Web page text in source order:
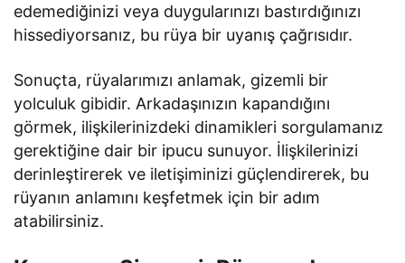
edemediğinizi veya duygularınızı bastırdığınızı
hissediyorsanız, bu rüya bir uyanış çağrısıdır.
Sonuçta, rüyalarımızı anlamak, gizemli bir
yolculuk gibidir. Arkadaşınızın kapandığını
görmek, ilişkilerinizdeki dinamikleri sorgulamanız
gerektiğine dair bir ipucu sunuyor. İlişkilerinizi
derinleştirerek ve iletişiminizi güçlendirerek, bu
rüyanın anlamını keşfetmek için bir adım
atabilirsiniz.